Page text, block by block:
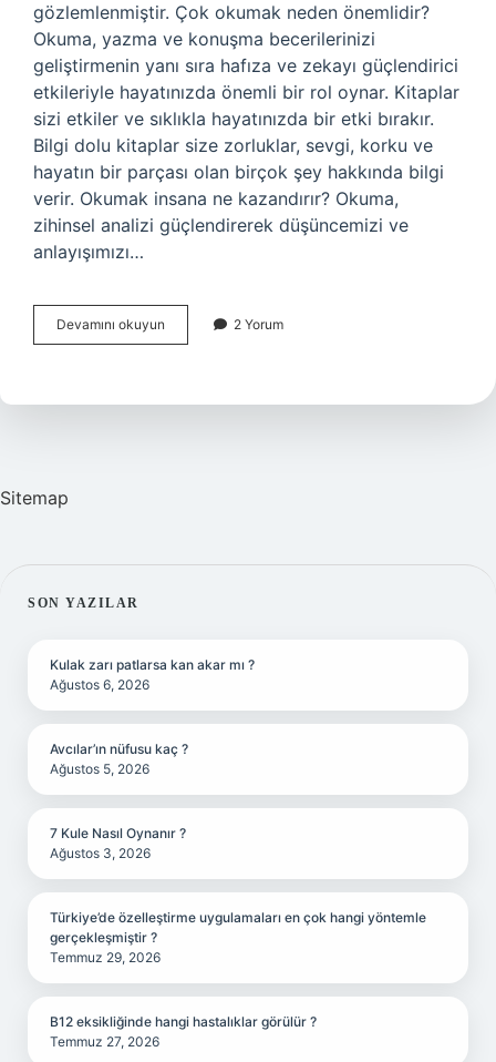
gözlemlenmiştir. Çok okumak neden önemlidir?
Okuma, yazma ve konuşma becerilerinizi
geliştirmenin yanı sıra hafıza ve zekayı güçlendirici
etkileriyle hayatınızda önemli bir rol oynar. Kitaplar
sizi etkiler ve sıklıkla hayatınızda bir etki bırakır.
Bilgi dolu kitaplar size zorluklar, sevgi, korku ve
hayatın bir parçası olan birçok şey hakkında bilgi
verir. Okumak insana ne kazandırır? Okuma,
zihinsel analizi güçlendirerek düşüncemizi ve
anlayışımızı…
Devamını okuyun
Çok
2 Yorum
Sitemap
SIDEBAR
SON YAZILAR
Kulak zarı patlarsa kan akar mı ?
Ağustos 6, 2026
Avcılar’ın nüfusu kaç ?
Ağustos 5, 2026
7 Kule Nasıl Oynanır ?
Ağustos 3, 2026
Türkiye’de özelleştirme uygulamaları en çok hangi yöntemle
gerçekleşmiştir ?
Temmuz 29, 2026
B12 eksikliğinde hangi hastalıklar görülür ?
Temmuz 27, 2026